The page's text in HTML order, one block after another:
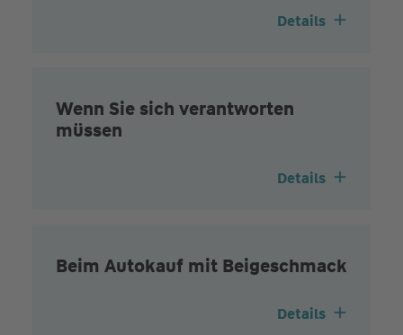
Details
Wenn Sie sich verantworten
müssen
Details
Beim Autokauf mit Beigeschmack
Details